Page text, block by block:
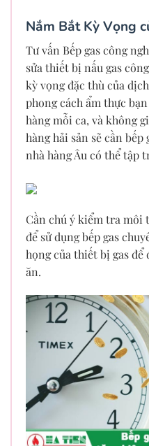
Nắm Bắt Kỳ Vọng
Tư vấn Bếp gas công
sửa thiết bị nấu gas
kỳ vọng đặc thù của
phong cách ẩm thực
hàng mỗi ca, và không
hàng hải sản sẽ cần
nhà hàng Âu có thể tập
Cần chú ý kiểm tra môi
để sử dụng bếp gas
họng của thiết bị gas
ăn.